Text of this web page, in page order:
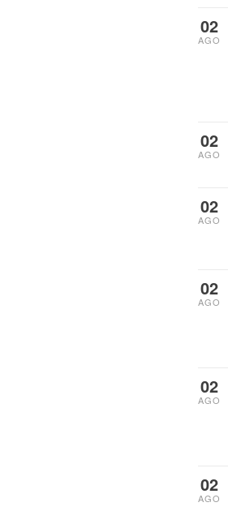
02
AGO
02
AGO
02
AGO
02
AGO
02
AGO
02
AGO